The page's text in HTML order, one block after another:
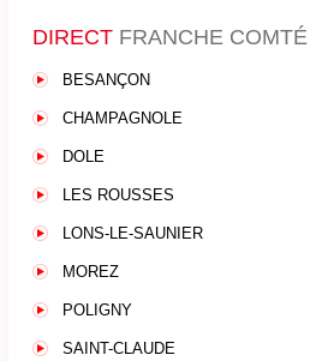
DIRECT FRANCHE COMTÉ
BESANÇON
CHAMPAGNOLE
DOLE
LES ROUSSES
LONS-LE-SAUNIER
MOREZ
POLIGNY
SAINT-CLAUDE